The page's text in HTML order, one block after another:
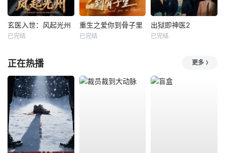
玄医入世：风起光州
已完结
重生之爱你到骨子里
已完结
出狱即神医2
已完结
正在热播 更多